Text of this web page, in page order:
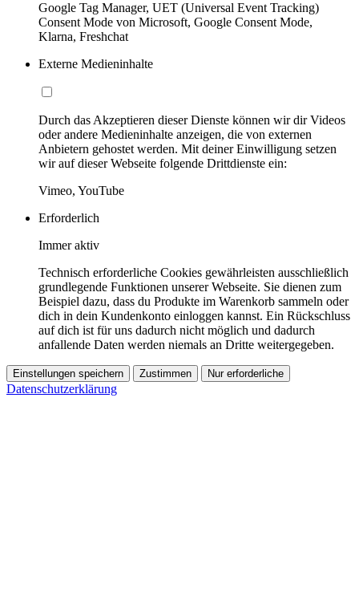
Google Tag Manager, UET (Universal Event Tracking)
Consent Mode von Microsoft, Google Consent Mode,
Klarna, Freshchat
Externe Medieninhalte
Durch das Akzeptieren dieser Dienste können wir dir Videos
oder andere Medieninhalte anzeigen, die von externen
Anbietern gehostet werden. Mit deiner Einwilligung setzen
wir auf dieser Webseite folgende Drittdienste ein:
Vimeo, YouTube
Erforderlich
Immer aktiv
Technisch erforderliche Cookies gewährleisten ausschließlich
grundlegende Funktionen unserer Webseite. Sie dienen zum
Beispiel dazu, dass du Produkte im Warenkorb sammeln oder
dich in dein Kundenkonto einloggen kannst. Ein Rückschluss
auf dich ist für uns dadurch nicht möglich und dadurch
anfallende Daten werden niemals an Dritte weitergegeben.
Einstellungen speichern Zustimmen Nur erforderliche
Datenschutzerklärung